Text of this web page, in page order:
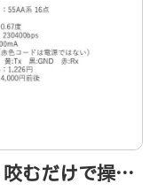
むだけで操作